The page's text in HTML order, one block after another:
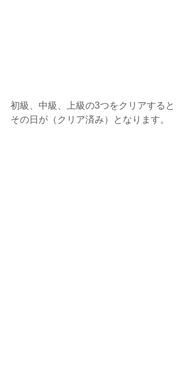
初級、中級、上級の3つをクリアすると
その日が（クリア済み）となります。